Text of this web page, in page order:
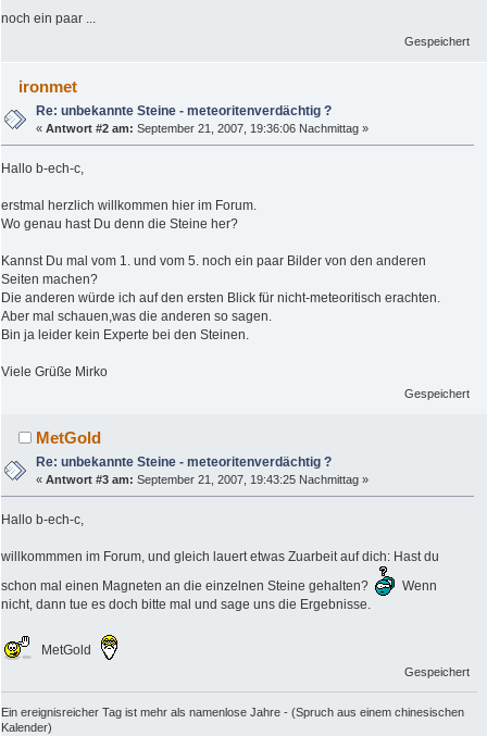
noch ein paar ...
Gespeichert
ironmet
Re: unbekannte Steine - meteoritenverdächtig ?
«Antwort #2 am: September 21, 2007, 19:36:06 Nachmittag »
Hallo b-ech-c,
erstmal herzlich willkommen hier im Forum.
Wo genau hast Du denn die Steine her?
Kannst Du mal vom 1. und vom 5. noch ein paar Bilder von den anderen
Seiten machen?
Die anderen würde ich auf den ersten Blick für nicht-meteoritisch erachten.
Aber mal schauen,was die anderen so sagen.
Bin ja leider kein Experte bei den Steinen.
Viele Grüße Mirko
Gespeichert
MetGold
Re: unbekannte Steine - meteoritenverdächtig ?
«Antwort #3 am: September 21, 2007, 19:43:25 Nachmittag »
Hallo b-ech-c,
willkommmen im Forum, und gleich lauert etwas Zuarbeit auf dich: Hast du
schon mal einen Magneten an die einzelnen Steine gehalten?
Wenn
nicht, dann tue es doch bitte mal und sage uns die Ergebnisse.
MetGold
Gespeichert
Ein ereignisreicher Tag ist mehr als namenlose Jahre - (Spruch aus einem chinesischen
Kalender)